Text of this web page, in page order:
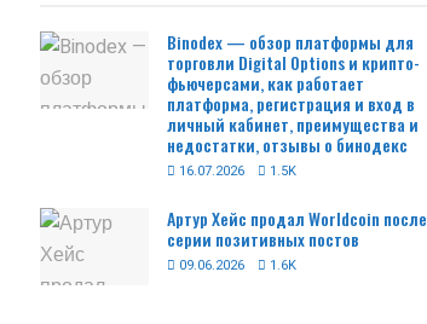
Binodex — обзор платформы для
торговли Digital Options и крипто-
фьючерсами, как работает
платформа, регистрация и вход в
личный кабинет, преимущества и
недостатки, отзывы о бинодекс
16.07.2026 1.5K
Артур Хейс продал Worldcoin после
серии позитивных постов
09.06.2026 1.6K